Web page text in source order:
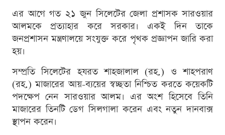
এর আগে গত ২১ জুন সিলেটের জেলা প্রশাসক সারওয়ার
আলমকে প্রত্যাহার করে সরকার। একই দিন তাকে
জনপ্রশাসন মন্ত্রণালয়ে সংযুক্ত করে পৃথক প্রজ্ঞাপন জারি করা
হয়।
সম্প্রতি সিলেটের হযরত শাহজালাল (রহ.) ও শাহপরাণ
(রহ.) মাজারের আয়-ব্যয়ের স্বচ্ছতা নিশ্চিত করতে কয়েকটি
পদক্ষেপ নেন সারওয়ার আলম। এর অংশ হিসেবে তিনি
মাজারের তিনটি ডেগ সিলগালা করেন এবং নতুন দানবাক্স
স্থাপন করেন।